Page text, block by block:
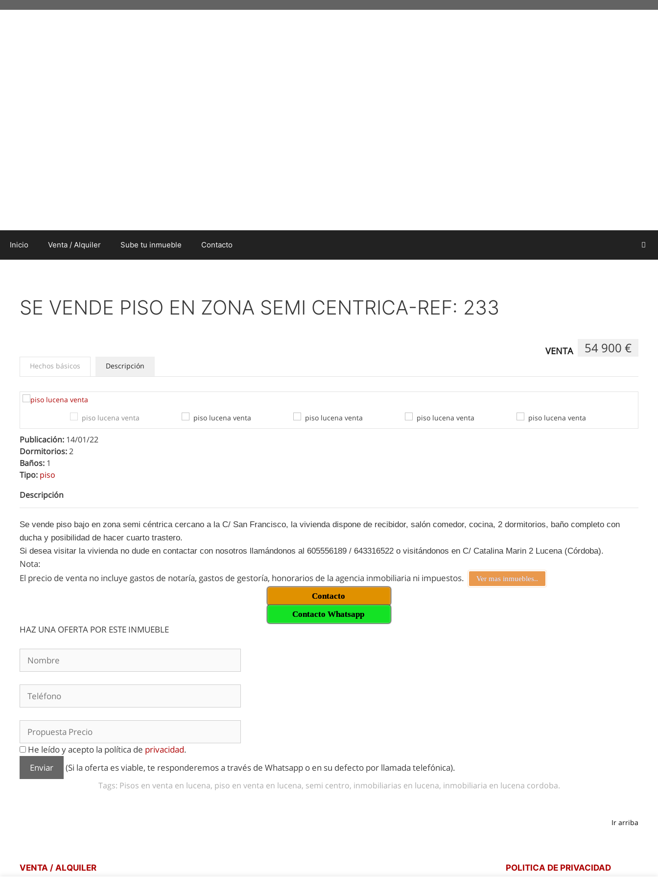
Inicio Venta / Alquiler Sube tu inmueble Contacto
SE VENDE PISO EN ZONA SEMI CENTRICA-REF: 233
VENTA 54 900 €
Hechos básicos Descripción
Publicación: 14/01/22
Dormitorios:2
Baños: 1
Tipo: piso
Descripción
Se vende piso bajo en zona semi céntrica cercano a la C/ San Francisco, la vivienda dispone de recibidor, salón comedor, cocina, 2 dormitorios, baño completo con
ducha y posibilidad de hacer cuarto trastero.
Si desea visitar la vivienda no dude en contactar con nosotros llamándonos al 605556189 / 643316522 o visitándonos en C/ Catalina Marin 2 Lucena (Córdoba).
Nota:
El precio de venta no incluye gastos de notaría, gastos de gestoría, honorarios de la agencia inmobiliaria ni impuestos.
Ver mas inmuebles..
Contacto
Contacto Whatsapp
HAZ UNA OFERTA POR ESTE INMUEBLE
He leído y acepto la política de privacidad.
(Si la oferta es viable, te responderemos a través de Whatsapp o en su defecto por llamada telefónica).
Tags: Pisos en venta en lucena, piso en venta en lucena, semi centro, inmobiliarias en lucena, inmobiliaria en lucena cordoba.
Ir arriba
VENTA / ALQUILER POLITICA DE PRIVACIDAD